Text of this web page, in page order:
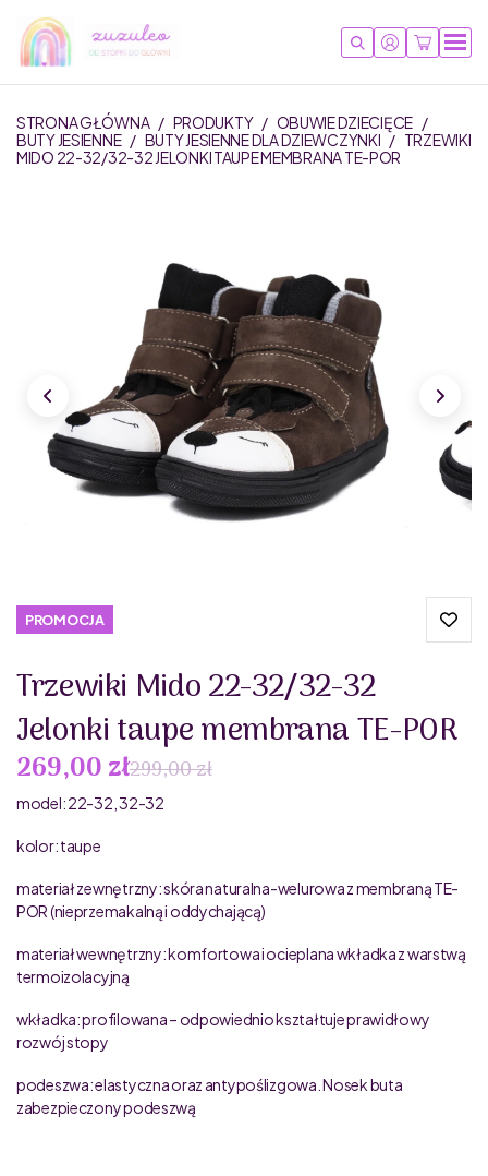
STRONA GŁÓWNA / PRODUKTY / OBUWIE DZIECIĘCE /
BUTY JESIENNE / BUTY JESIENNE DLA DZIEWCZYNKI / TRZEWIKI
MIDO 22-32/32-32 JELONKI TAUPE MEMBRANA TE-POR
PROMOCJA
Trzewiki Mido 22-32/32-32
Jelonki taupe membrana TE-POR
269,00 zł299,00 zł
model: 22-32, 32-32
kolor: taupe
materiał zewnętrzny: skóra naturalna-welurowa z membraną TE-
POR (nieprzemakalną i oddychającą)
materiał wewnętrzny: komfortowa i ocieplana wkładka z warstwą
termoizolacyjną
wkładka: profilowana – odpowiednio kształtuje prawidłowy
rozwój stopy
podeszwa: elastyczna oraz antypoślizgowa. Nosek buta
zabezpieczony podeszwą